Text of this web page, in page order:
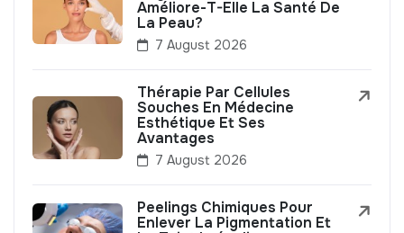
Améliore-T-Elle La Santé De
La Peau?
7 August 2026
Thérapie Par Cellules
Souches En Médecine
Esthétique Et Ses
Avantages
7 August 2026
Peelings Chimiques Pour
Enlever La Pigmentation Et